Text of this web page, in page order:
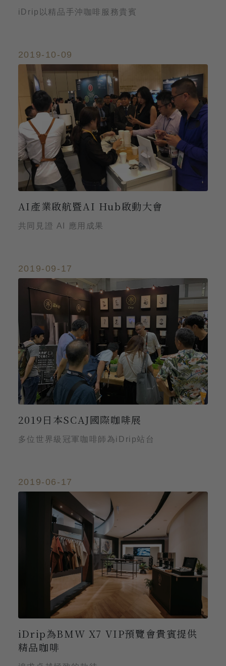
iDrip以精品手沖咖啡服務貴賓
2019-10-09
AI產業啟航暨AI Hub啟動大會
共同見證 AI 應用成果
2019-09-17
2019日本SCAJ國際咖啡展
多位世界級冠軍咖啡師為iDrip站台
2019-06-17
iDrip為BMW X7 VIP預覽會貴賓提供
精品咖啡